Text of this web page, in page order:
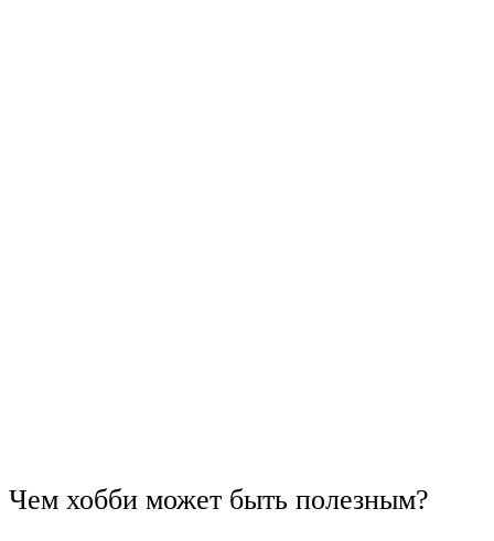
Чем хобби может быть полезным?